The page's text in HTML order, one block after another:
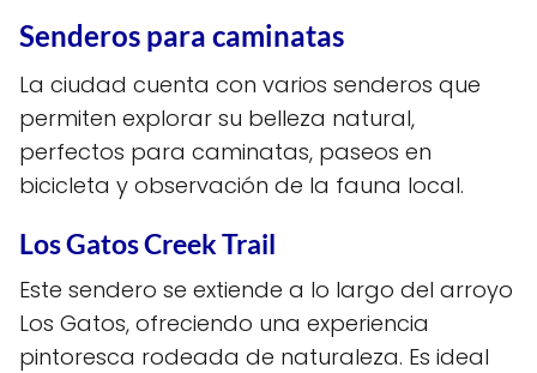
Senderos para caminatas
La ciudad cuenta con varios senderos que
permiten explorar su belleza natural,
perfectos para caminatas, paseos en
bicicleta y observación de la fauna local.
Los Gatos Creek Trail
Este sendero se extiende a lo largo del arroyo
Los Gatos, ofreciendo una experiencia
pintoresca rodeada de naturaleza. Es ideal